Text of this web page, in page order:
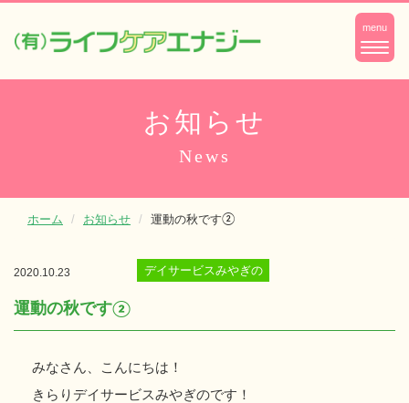
menuナ
ビ
ゲ
お知らせ
News
ホーム お知らせ 運動の秋です②
2020.10.23 デイサービスみやぎの
運動の秋です②
みなさん、こんにちは！
きらりデイサービスみやぎのです！